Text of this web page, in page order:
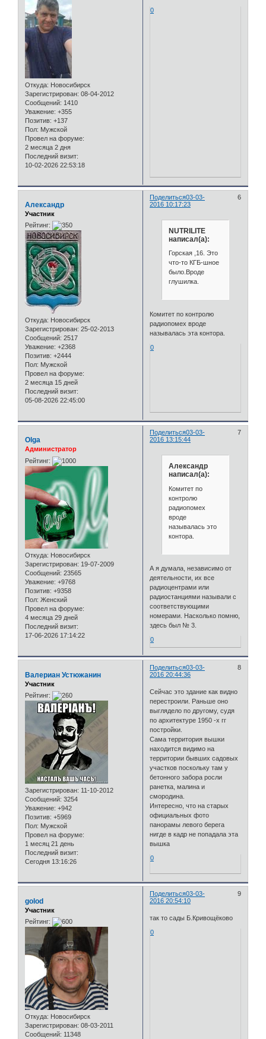
Откуда: Новосибирск
Зарегистрирован: 08-04-2012
Сообщений: 1410
Уважение: +355
Позитив: +137
Пол: Мужской
Провел на форуме:
2 месяца 2 дня
Последний визит:
10-02-2026 22:53:18
0
Поделиться 6
03-03-
2016 10:17:23
Александр
Участник
Рейтинг:
Откуда: Новосибирск
Зарегистрирован: 25-02-2013
Сообщений: 2517
Уважение: +2368
Позитив: +2444
Пол: Мужской
Провел на форуме:
2 месяца 15 дней
Последний визит:
05-08-2026 22:45:00
NUTRILITE
написал(а):
Горская ,16. Это
что-то КГБ-шное
было.Вроде
глушилка.
Комитет по контролю
радиопомех вроде
называлась эта контора.
0
Поделиться 7
03-03-
2016 13:15:44
Olga
Администратор
Рейтинг:
Откуда: Новосибирск
Зарегистрирован: 19-07-2009
Сообщений: 23565
Уважение: +9768
Позитив: +9358
Пол: Женский
Провел на форуме:
4 месяца 29 дней
Последний визит:
17-06-2026 17:14:22
Александр
написал(а):
Комитет по
контролю
радиопомех
вроде
называлась это
контора.
А я думала, независимо от
деятельности, их все
радиоцентрами или
радиостанциями называли с
соответствующими
номерами. Насколько помню,
здесь был № 3.
0
Поделиться 8
03-03-
2016 20:44:36
Валериан Устюжанин
Участник
Рейтинг:
Зарегистрирован: 11-10-2012
Сообщений: 3254
Уважение: +942
Позитив: +5969
Пол: Мужской
Провел на форуме:
1 месяц 21 день
Последний визит:
Сегодня 13:16:26
Сейчас это здание как видно
перестроили. Раньше оно
выглядело по другому, судя
по архитектуре 1950 -х гг
постройки.
Сама территория вышки
находится видимо на
территории бывших садовых
участков поскольку там у
бетонного забора росли
ранетка, малина и
смородина.
Интересно, что на старых
официальных фото
панорамы левого берега
нигде в кадр не попадала эта
вышка
0
Поделиться 9
03-03-
2016 20:54:10
golod
Участник
Рейтинг:
Откуда: Новосибирск
Зарегистрирован: 08-03-2011
Сообщений: 11348
так то сады Б.Кривощёково
0